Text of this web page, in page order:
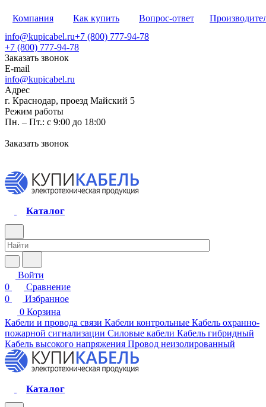
Компания Как купить Вопрос-ответ
info@kupicabel.ru+7 (800) 777-94-78
+7 (800) 777-94-78
Заказать звонок
E-mail
info@kupicabel.ru
Адрес
г. Краснодар, проезд Майский 5
Режим работы
Пн. – Пт.: с 9:00 до 18:00
Заказать звонок
Каталог
Войти
0
Сравнение
0
Избранное
0 Корзина
Кабели и провода связи Кабели контрольные Кабель охранно-
пожарной сигнализации Силовые кабели Кабель гибридный
Кабель высокого напряжения Провод неизолированный
Каталог